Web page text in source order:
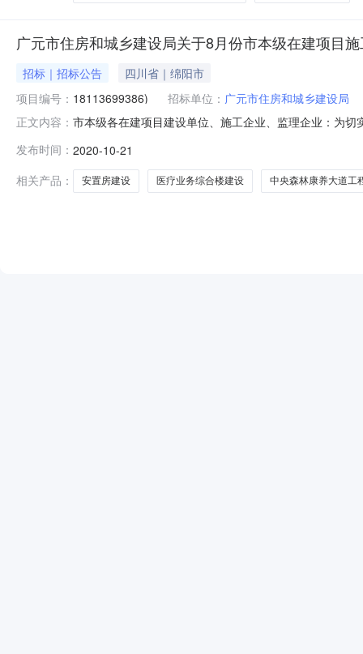
广元市住房和城乡建设局关于8月份市本级在建项目
招标｜招标公告
四川省｜绵阳市
项目编号： 18113699386) 招标单位： 广元市住房和城乡建设局
正文内容： 市本级各在建项目建设单位、施工企业、监理企业：为
岗位管理人员实行了网络考勤。现将考勤情况通报如下
监理单位67人。施工单位出
发布时间： 2020-10-21
相关产品：
安置房建设 医疗业务综合楼建设 中央森林康养大道工